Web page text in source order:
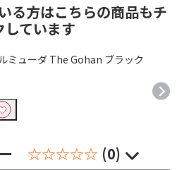
る方はこちらの商品もチ
しています
ミューダ The Gohan ブラック
☆☆☆☆☆ (0)